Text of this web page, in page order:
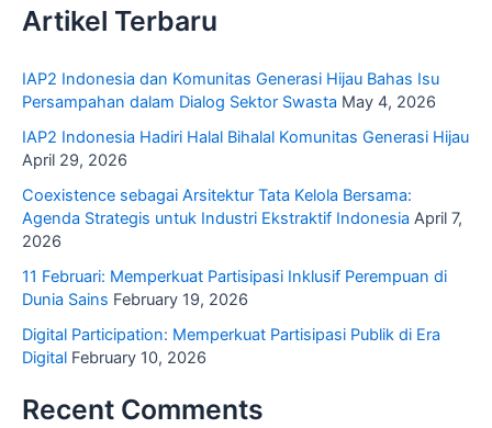
Artikel Terbaru
IAP2 Indonesia dan Komunitas Generasi Hijau Bahas Isu
Persampahan dalam Dialog Sektor Swasta May 4, 2026
IAP2 Indonesia Hadiri Halal Bihalal Komunitas Generasi Hijau
April 29, 2026
Coexistence sebagai Arsitektur Tata Kelola Bersama:
Agenda Strategis untuk Industri Ekstraktif Indonesia April 7,
2026
11 Februari: Memperkuat Partisipasi Inklusif Perempuan di
Dunia Sains February 19, 2026
Digital Participation: Memperkuat Partisipasi Publik di Era
Digital February 10, 2026
Recent Comments